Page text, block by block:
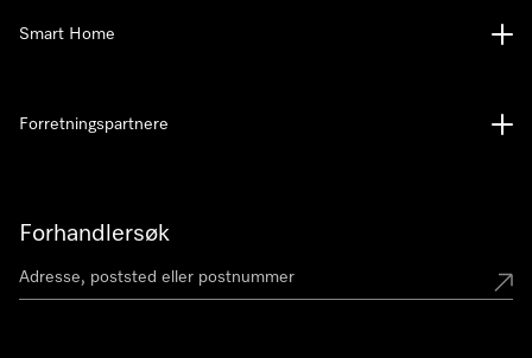
Forhandlersøk
Smart Home
Forretningspartnere